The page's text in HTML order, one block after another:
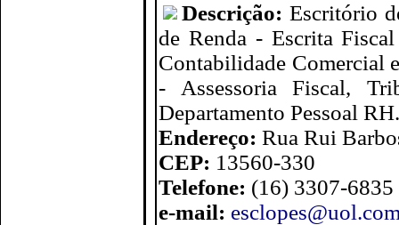
Descrição: Escritório
de Renda - Escrita
Contabilidade Comercial
- Assessoria Fiscal,
Departamento Pessoal RH.
Endereço: Rua Rui
CEP: 13560-330
Telefone: (16) 3307-
e-mail: